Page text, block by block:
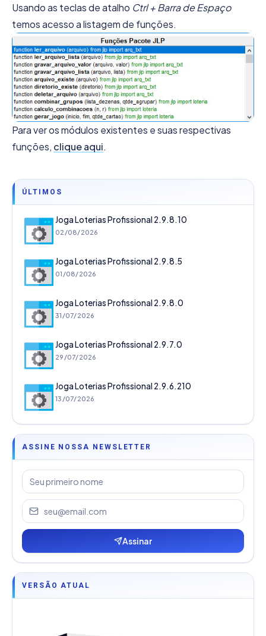
Usando as teclas de atalho Ctrl + Barra de Espaço
temos acesso a listagem de funções.
Para ver os módulos existentes e suas respectivas
funções, clique aqui.
ÚLTIMOS
Joga Loterias Profissional 2.9.8.10
02/08/2026
Joga Loterias Profissional 2.9.8.5
01/08/2026
Joga Loterias Profissional 2.9.8.0
31/07/2026
Joga Loterias Profissional 2.9.7.0
29/07/2026
Joga Loterias Profissional 2.9.6.210
13/07/2026
ASSINE NOSSA NEWSLETTER
Assinar
VERSÃO ATUAL